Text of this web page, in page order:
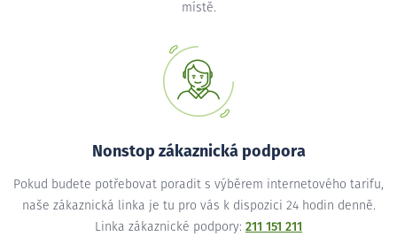
místě.
Nonstop zákaznická podpora
Pokud budete potřebovat poradit s výběrem internetového tarifu,
naše zákaznická linka je tu pro vás k dispozici 24 hodin denně.
Linka zákaznické podpory: 211 151 211